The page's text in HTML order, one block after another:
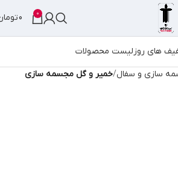
0
0
های روزلیست محصولات
سازی و سفال خمیر و گل مجسمه سازی